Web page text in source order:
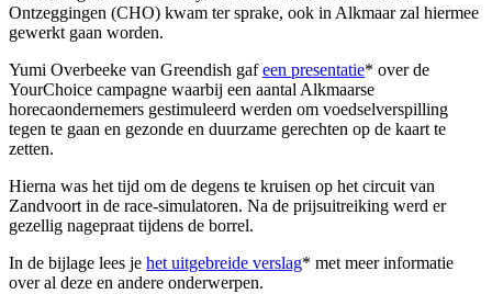
Ontzeggingen (CHO) kwam ter sprake, ook in Alkmaar zal hiermee
gewerkt gaan worden.
Yumi Overbeeke van Greendish gafeen presentatie* over de
YourChoice campagne waarbij een aantal Alkmaarse
horecaondernemers gestimuleerd werden om voedselverspilling
tegen te gaan en gezonde en duurzame gerechten op de kaart te
zetten.
Hierna was het tijd om de degens te kruisen op het circuit van
Zandvoort in de race-simulatoren. Na de prijsuitreiking werd er
gezellig nagepraat tijdens de borrel.
In de bijlage lees je het uitgebreide verslag* met meer informatie
over al deze en andere onderwerpen.